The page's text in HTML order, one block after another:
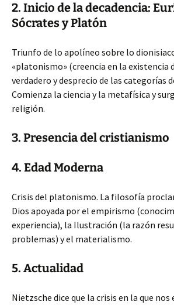
2. Inicio de la decadencia:
Sócrates y Platón
Triunfo de lo apolíneo sobre lo
«platonismo» (creencia en la existencia
verdadero y desprecio de las categorías
Comienza la ciencia y la metafísica y
religión.
3. Presencia del cristianismo
4. Edad Moderna
Crisis del platonismo. La filosofía
Dios apoyada por el empirismo
experiencia), la Ilustración (la razón
problemas) y el materialismo.
5. Actualidad
Nietzsche dice que la crisis en la que